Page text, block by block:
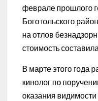
феврале прошлого
Боготольского
на отлов
стоимость
В марте этого года
кинолог по
оказания